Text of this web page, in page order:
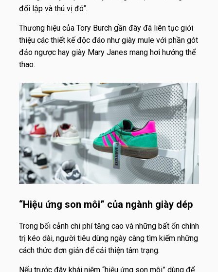
đối lập và thú vị đó”.
Thương hiệu của Tory Burch gần đây đã liên tục giới
thiệu các thiết kế độc đáo như giày mule với phần gót
đảo ngược hay giày Mary Janes mang hơi hướng thể
thao.
“Hiệu ứng son môi” của ngành giày dép
Trong bối cảnh chi phí tăng cao và những bất ổn chính
trị kéo dài, người tiêu dùng ngày càng tìm kiếm những
cách thức đơn giản để cải thiện tâm trạng.
Nếu trước đây khái niệm “hiệu ứng son môi” dùng để